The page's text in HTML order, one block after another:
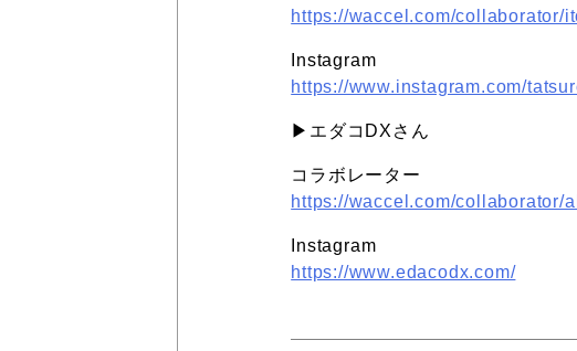
https://waccel.com/collaborator/
Instagram
https://www.instagram.com/
▶︎エダコDXさん
コラボレーター
https://waccel.com/collaborator/
Instagram
https://www.edacodx.com/